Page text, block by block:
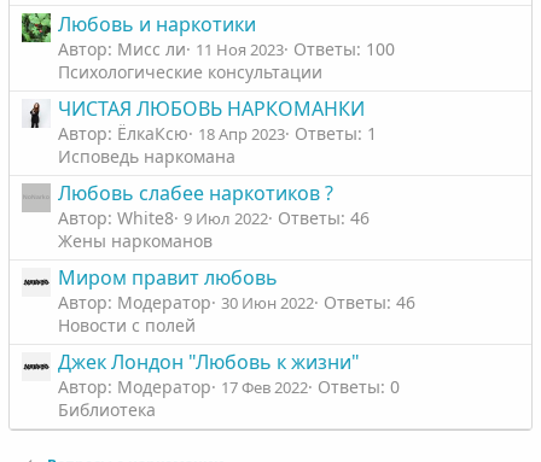
Любовь и наркотики
Автор: Мисс ли 11 Ноя 2023 Ответы: 100
Психологические консультации
ЧИСТАЯ ЛЮБОВЬ НАРКОМАНКИ
Автор: ЁлкаКсю 18 Апр 2023 Ответы: 1
Исповедь наркомана
Любовь слабее наркотиков ?
Автор: White8 9 Июл 2022 Ответы: 46
Жены наркоманов
Миром правит любовь
Автор: Модератор 30 Июн 2022 Ответы: 46
Новости с полей
Джек Лондон "Любовь к жизни"
Автор: Модератор 17 Фев 2022 Ответы: 0
Библиотека